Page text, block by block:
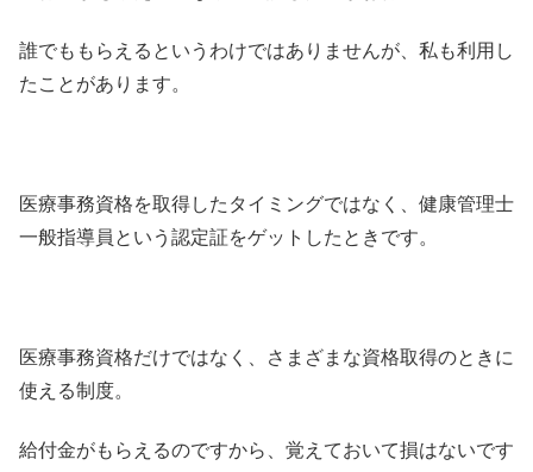
誰でももらえるというわけではありませんが、私も利用し
たことがあります。
医療事務資格を取得したタイミングではなく、健康管理士
一般指導員という認定証をゲットしたときです。
医療事務資格だけではなく、さまざまな資格取得のときに
使える制度。
給付金がもらえるのですから、覚えておいて損はないです